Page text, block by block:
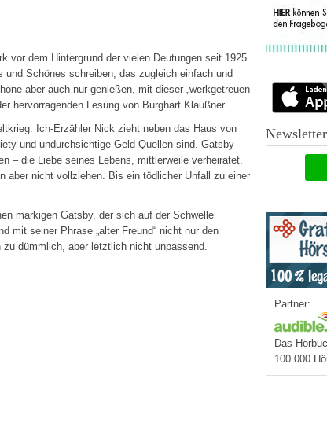
vor dem Hintergrund der vielen Deutungen seit 1925
und Schönes schreiben, das zugleich einfach und
aber auch nur genießen, mit dieser „werkgetreuen
hervorragenden Lesung von Burghart Klaußner.
Ich-Erzähler Nick zieht neben das Haus von
und undurchsichtige Geld-Quellen sind. Gatsby
– die Liebe seines Lebens, mittlerweile verheiratet.
aber nicht vollziehen. Bis ein tödlicher Unfall zu einer
markigen Gatsby, der sich auf der Schwelle
mit seiner Phrase „alter Freund“ nicht nur den
dümmlich, aber letztlich nicht unpassend.
Partner:
Das
100.000